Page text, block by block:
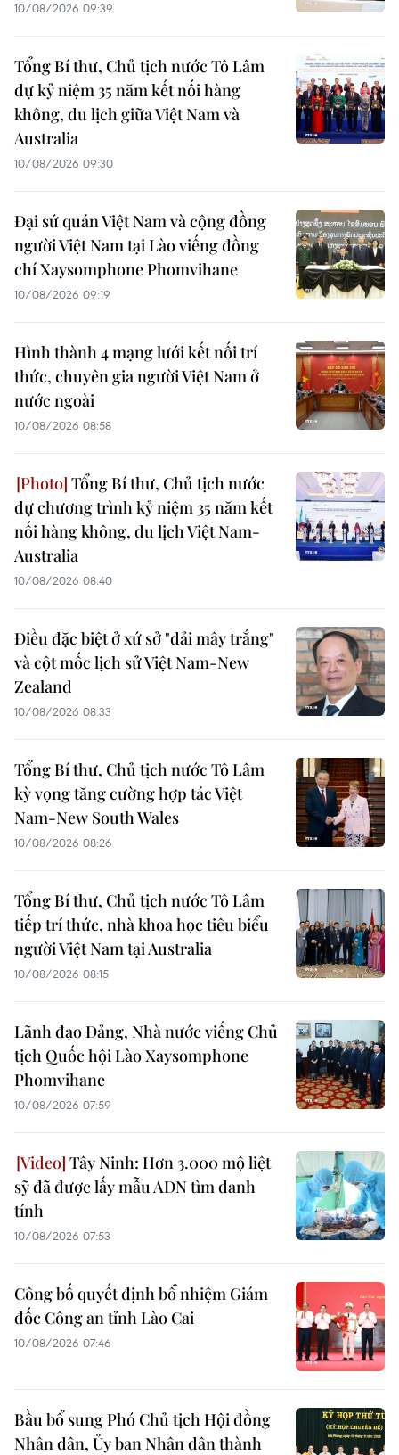
10/08/2026 09:39
Tổng Bí thư, Chủ tịch nước Tô Lâm
dự kỷ niệm 35 năm kết nối hàng
không, du lịch giữa Việt Nam và
Australia
10/08/2026 09:30
Đại sứ quán Việt Nam và cộng đồng
người Việt Nam tại Lào viếng đồng
chí Xaysomphone Phomvihane
10/08/2026 09:19
Hình thành 4 mạng lưới kết nối trí
thức, chuyên gia người Việt Nam ở
nước ngoài
10/08/2026 08:58
Tổng Bí thư, Chủ tịch nước
dự chương trình kỷ niệm 35 năm kết
nối hàng không, du lịch Việt Nam-
Australia
10/08/2026 08:40
Điều đặc biệt ở xứ sở "dải mây trắng"
và cột mốc lịch sử Việt Nam-New
Zealand
10/08/2026 08:33
Tổng Bí thư, Chủ tịch nước Tô Lâm
kỳ vọng tăng cường hợp tác Việt
Nam-New South Wales
10/08/2026 08:26
Tổng Bí thư, Chủ tịch nước Tô Lâm
tiếp trí thức, nhà khoa học tiêu biểu
người Việt Nam tại Australia
10/08/2026 08:15
Lãnh đạo Đảng, Nhà nước viếng Chủ
tịch Quốc hội Lào Xaysomphone
Phomvihane
10/08/2026 07:59
Tây Ninh: Hơn 3.000 mộ liệt
sỹ đã được lấy mẫu ADN tìm danh
tính
10/08/2026 07:53
Công bố quyết định bổ nhiệm Giám
đốc Công an tỉnh Lào Cai
10/08/2026 07:46
Bầu bổ sung Phó Chủ tịch Hội đồng
Nhân dân, Ủy ban Nhân dân thành